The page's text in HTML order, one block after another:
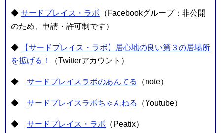
◆ サードプレイス・ラボ （Facebookグループ：非公開
のため、申請・許可制です）
◆
【サードプレイス・ラボ】居心地の良い第３の居場所
を拡げる！
（Twitterアカウント）
◆ サードプレイスラボのあんてる （note）
◆ サードプレイスラボちゃんねる （Youtube）
◆ サードプレイス・ラボ （Peatix）